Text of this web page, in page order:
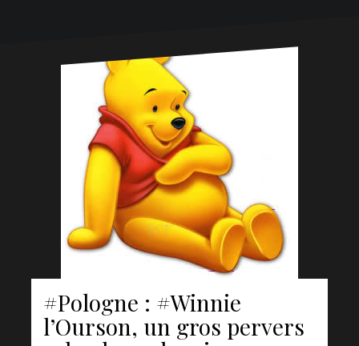
#Pologne : #Winnie
l’Ourson, un gros pervers